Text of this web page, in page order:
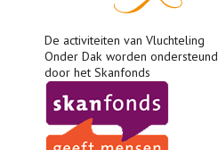
De activiteiten van Vluchteling
Onder Dak worden ondersteund
door het Skanfonds